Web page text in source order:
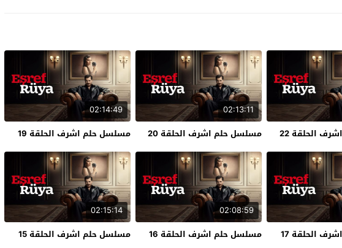
الحلقة 22
02:13:11
مسلسل حلم اشرف الحلقة 20
02:14:49
مسلسل حلم اشرف الحلقة 19
الحلقة 17
02:08:59
مسلسل حلم اشرف الحلقة 16
02:15:14
مسلسل حلم اشرف الحلقة 15